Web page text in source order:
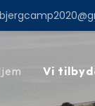
Vi